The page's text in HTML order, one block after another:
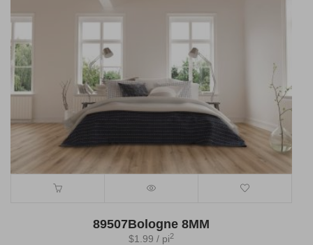
89507Bologne 8MM
$1.99 / pi2